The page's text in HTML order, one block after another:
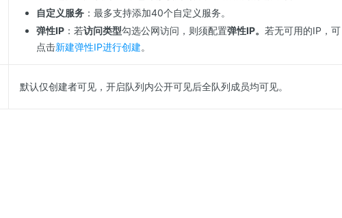
自定义服务 ：最多支持添加40个自定义服务。
弹性IP ：若访问类型勾选公网访问，则须配置弹性IP。 若无可用的IP，可
点击新建弹性IP进行创建。
默认仅创建者可见，开启队列内公开可见后全队列成员均可见。